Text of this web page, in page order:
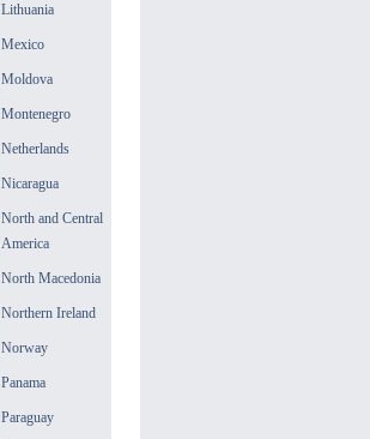
Lithuania
Mexico
Moldova
Montenegro
Netherlands
Nicaragua
North and Central
America
North Macedonia
Northern Ireland
Norway
Panama
Paraguay